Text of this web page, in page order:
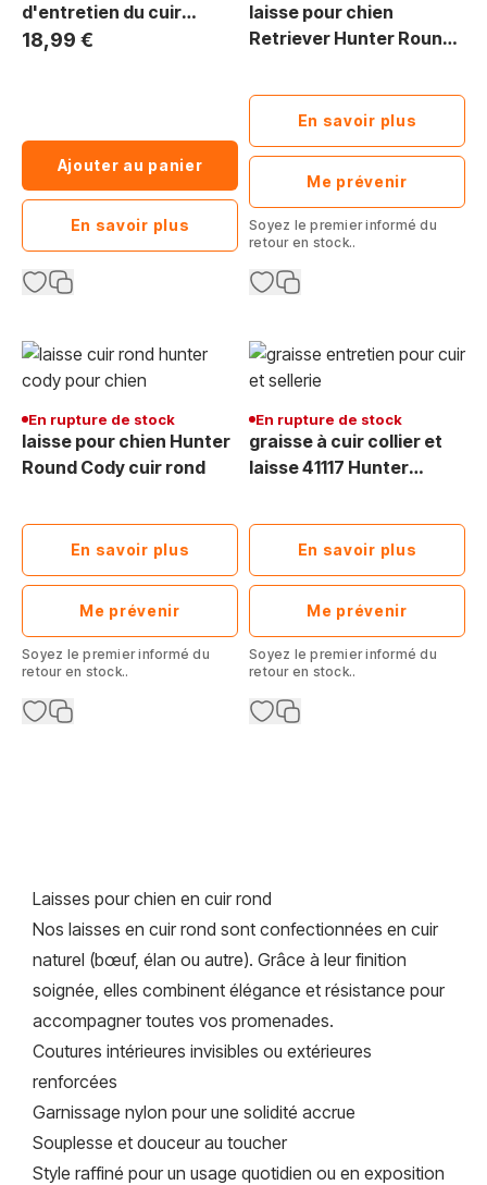
d'entretien du cuir
35929 Hunter 200ml
18,99 €
Ajouter au panier
En savoir plus
laisse pour chien
Retriever Hunter Round
En savoir plus
Me prévenir
Soyez le premier informé du
retour en stock..
En rupture de stock
laisse pour chien Hunter
Round Cody cuir rond
En savoir plus
Me prévenir
Soyez le premier informé du
retour en stock..
En rupture de stock
graisse à cuir collier et
laisse 41117 Hunter
En savoir plus
Me prévenir
Soyez le premier informé du
retour en stock..
Laisses pour chien en cuir rond
Nos laisses en cuir rond sont confectionnées en cuir
naturel (bœuf, élan ou autre). Grâce à leur finition
soignée, elles combinent élégance et résistance pour
accompagner toutes vos promenades.
Coutures intérieures invisibles ou extérieures
renforcées
Garnissage nylon pour une solidité accrue
Souplesse et douceur au toucher
Style raffiné pour un usage quotidien ou en exposition